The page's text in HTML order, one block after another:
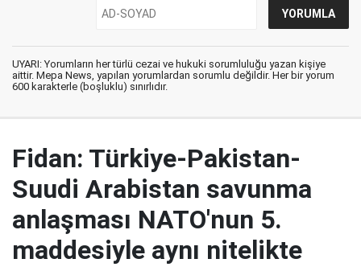
UYARI: Yorumların her türlü cezai ve hukuki sorumluluğu yazan kişiye
aittir. Mepa News, yapılan yorumlardan sorumlu değildir. Her bir yorum
600 karakterle (boşluklu) sınırlıdır.
Fidan: Türkiye-Pakistan-
Suudi Arabistan savunma
anlaşması NATO'nun 5.
maddesiyle aynı nitelikte